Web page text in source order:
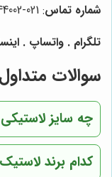
شماره تماس: 021-33444002 / 021-33444003
تلگرام . واتساپ .
سوالات
چه سایز
کدام برند